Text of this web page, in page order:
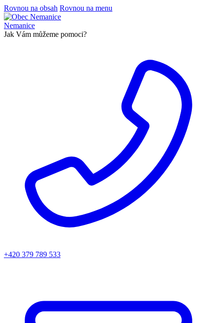
Rovnou na obsah Rovnou na menu
Nemanice
Jak Vám můžeme pomoci?
+420 379 789 533